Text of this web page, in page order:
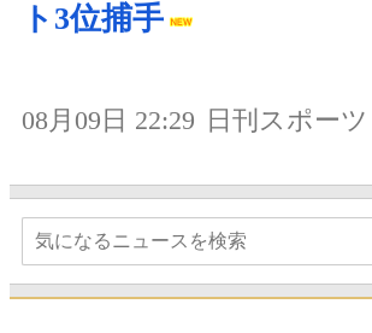
ト3位捕手
08月09日 22:29 日刊スポーツ